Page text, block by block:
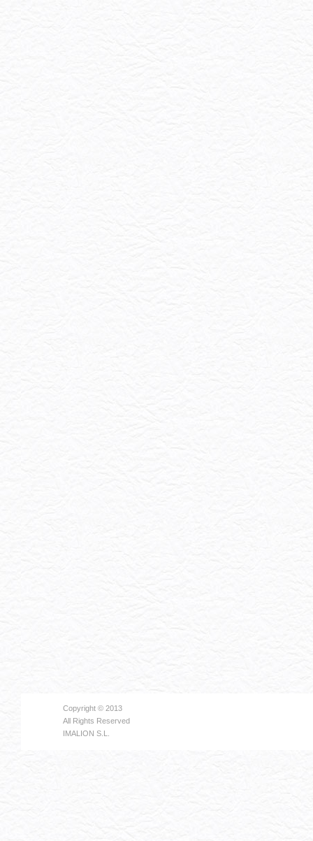
Copyright © 2013
All Rights Reserved
IMALION S.L.